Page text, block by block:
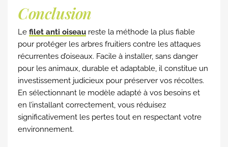
Conclusion
Le filet anti oiseau reste la méthode la plus fiable
pour protéger les arbres fruitiers contre les attaques
récurrentes d’oiseaux. Facile à installer, sans danger
pour les animaux, durable et adaptable, il constitue un
investissement judicieux pour préserver vos récoltes.
En sélectionnant le modèle adapté à vos besoins et
en l’installant correctement, vous réduisez
significativement les pertes tout en respectant votre
environnement.